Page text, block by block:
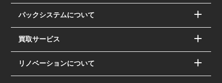
パックシステムについて
買取サービス
リノベーションについて